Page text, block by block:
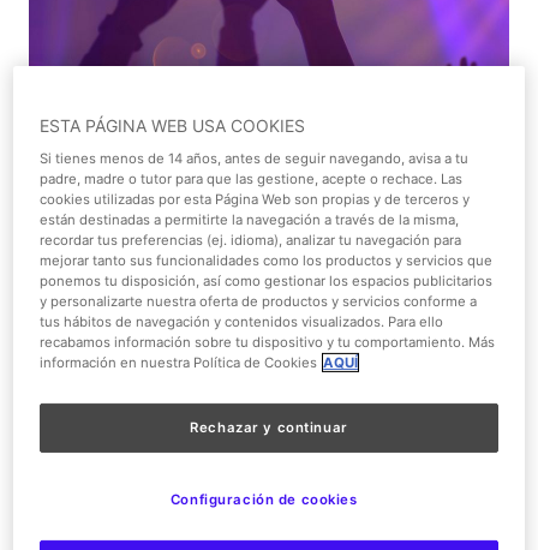
Espectáculo musical
Cerrado
hoy
Todos los públicos
La Venta Del Pinar
ESTA PÁGINA WEB USA COOKIES
Si tienes menos de 14 años, antes de seguir navegando, avisa a tu
padre, madre o tutor para que las gestione, acepte o rechace. Las
cookies utilizadas por esta Página Web son propias y de terceros y
están destinadas a permitirte la navegación a través de la misma,
recordar tus preferencias (ej. idioma), analizar tu navegación para
mejorar tanto sus funcionalidades como los productos y servicios que
ponemos tu disposición, así como gestionar los espacios publicitarios
y personalizarte nuestra oferta de productos y servicios conforme a
tus hábitos de navegación y contenidos visualizados. Para ello
recabamos información sobre tu dispositivo y tu comportamiento. Más
información en nuestra Política de Cookies AQUÍ
Rechazar y continuar
Configuración de cookies